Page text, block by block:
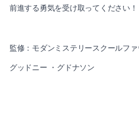
前進する勇気を受け取ってください！
監修：モダンミステリースクールフ
グッドニー ・グドナソン